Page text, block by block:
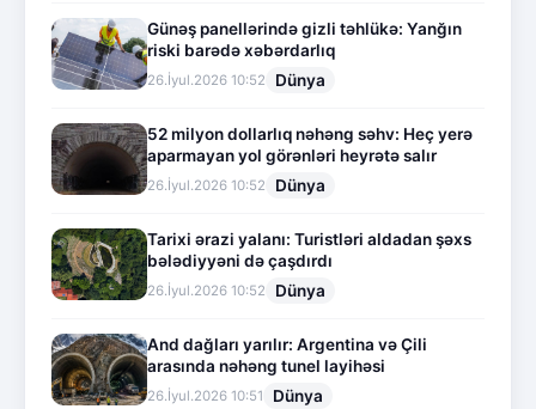
Günəş panellərində gizli təhlükə: Yanğın
riski barədə xəbərdarlıq
26.İyul.2026 10:52 Dünya
52 milyon dollarlıq nəhəng səhv: Heç yerə
aparmayan yol görənləri heyrətə salır
26.İyul.2026 10:52 Dünya
Tarixi ərazi yalanı: Turistləri aldadan şəxs
bələdiyyəni də çaşdırdı
26.İyul.2026 10:52 Dünya
And dağları yarılır: Argentina və Çili
arasında nəhəng tunel layihəsi
26.İyul.2026 10:51 Dünya